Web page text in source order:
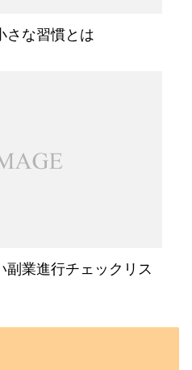
さな習慣とは
業進行チェックリス